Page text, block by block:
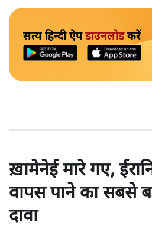
सत्य हिन्दी ऐपडाउनलोडकरें
ख़ामेनेई मारे गए,
वापस पाने का सबसे
दावा